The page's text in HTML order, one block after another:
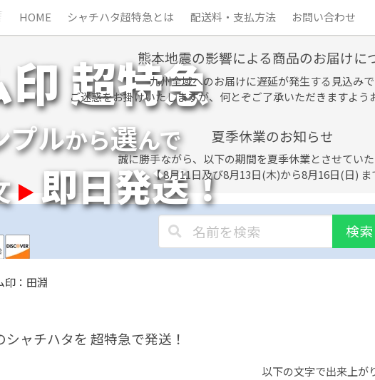
HOME シャチハタ超特急とは 配送料・支払方法 お問い合わせ
超特急
プルから選んで
即日発送！
熊本地震の影響による商品のお届けに
九州全域へのお届けに遅延が発生する見込みで
ご迷惑をお掛けいたしますが、何とぞご了承いただきますよう
夏季休業のお知らせ
誠に勝手ながら、以下の期間を夏季休業とさせていた
【 8月11日及び8月13日(木)から8月16日(日) ま
検索
印：田淵
シャチハタを 超特急で発送！
以下の文字で出来上が